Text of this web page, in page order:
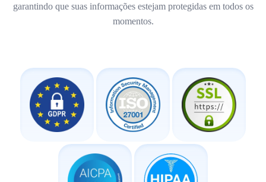
garantindo que suas informações estejam protegidas em todos os
momentos.